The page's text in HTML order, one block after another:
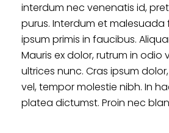
interdum nec venenatis id,
purus. Interdum et
ipsum primis in faucibus.
Mauris ex dolor, rutrum in odio
ultrices nunc. Cras ipsum
vel, tempor molestie nibh. In
platea dictumst. Proin nec